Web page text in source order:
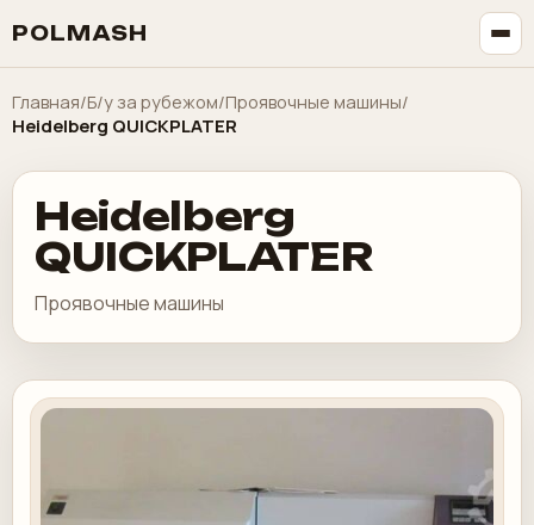
POLMASH
Главная/Б/у за рубежом/Проявочные машины/
Heidelberg QUICKPLATER
Heidelberg
QUICKPLATER
Проявочные машины